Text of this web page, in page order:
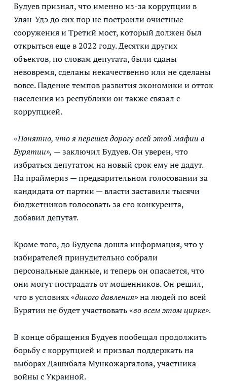
Будуев признал, что именно из-за коррупции в
Улан-Удэ до сих пор не построили очистные
сооружения и Третий мост, который должен был
открыться еще в 2022 году. Десятки других
объектов, по словам депутата, были сданы
невовремя, сделаны некачественно или не сделаны
вовсе. Падение темпов развития экономики и отток
населения из республики он также связал с
коррупцией.
«Понятно, что я перешел дорогу всей этой мафии в
Бурятии», — заключил Будуев. Он уверен, что
избраться депутатом на новый срок ему не дадут.
На праймериз — предварительном голосовании за
кандидата от партии — власти заставили тысячи
бюджетников голосовать за его конкурента,
добавил депутат.
Кроме того, до Будуева дошла информация, что у
избирателей принудительно собрали
персональные данные, и теперь он опасается, что
они могут пострадать от мошенников. Он решил,
что в условиях «дикого давления»на людей по всей
Бурятии не будет участвовать «во всем этом цирке».
В конце обращения Будуев пообещал продолжить
борьбу с коррупцией и призвал поддержать на
выборах Дашибала Мункожаргалова, участника
войны с Украиной.